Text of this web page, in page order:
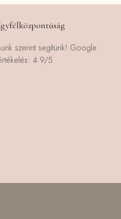
szerint segítünk! Google
4.9/5